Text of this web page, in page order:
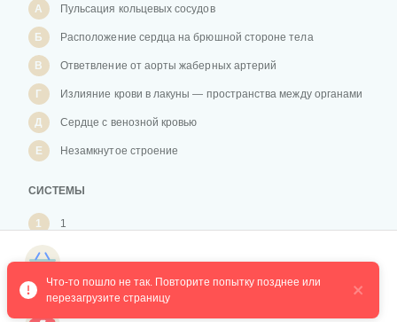
А Пульсация кольцевых сосудов
Б Расположение сердца на брюшной стороне тела
В Ответвление от аорты жаберных артерий
Г Излияние крови в лакуны — пространства между органами
Д Сердце с венозной кровью
Е Незамкнутое строение
СИСТЕМЫ
1 1
2
3
Что-то пошло не так. Повторите попытку позднее или
перезагрузите страницу